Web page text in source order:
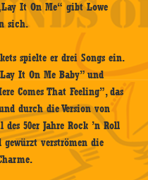
It On Me“ gibt Lowe
sich.
spielte er drei Songs ein.
It On Me Baby” und
Comes That Feeling”, das
durch die Version von
50er Jahre Rock ’n Roll
verströmen die